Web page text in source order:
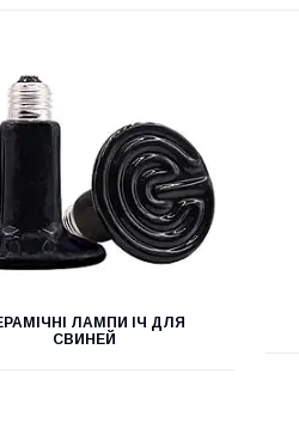
ЛАМПИ ІЧ ДЛЯ
СВИНЕЙ